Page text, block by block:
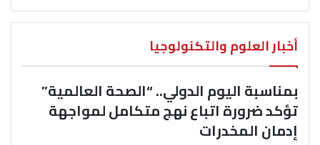
أخبار العلوم والتكنولوجيا
بمناسبة اليوم الدولي.. “الصحة العالمية”
تؤكد ضرورة اتباع نهج متكامل لمواجهة
إدمان المخدرات